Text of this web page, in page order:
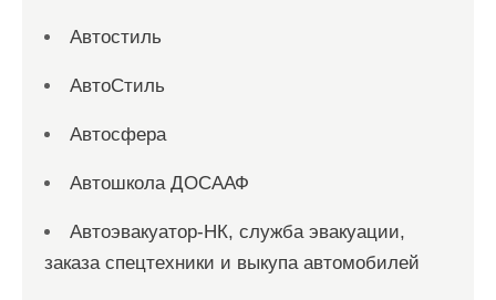
Автостиль
АвтоСтиль
Автосфера
Автошкола ДОСААФ
Автоэвакуатор-НК, служба эвакуации,
заказа спецтехники и выкупа автомобилей